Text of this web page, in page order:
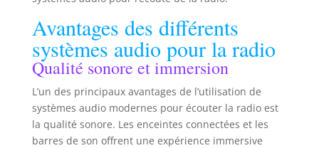
pour résister aux torsions, tractions et
emmêlements. Les matériaux de haute qualité
améliorent non seulement la durabilité de ce câble
jack 3,5 mm, mais également sa qualité sonore. [
Flexible et portable ] La tresse en cuivre aide à
résister à l’usure et à la corrosion, prolongeant
ainsi la durée de vie du câble. Ce câble jack mâle-
mâle est robuste grâce à sa gaine tressée,
supportant plus de 10 000 insertions et 10 000
flexions. Idéal pour les branchements quotidiens
en voiture, il offre une protection supplémentaire
contre les dommages dus aux pliages. [ Simple et
Avantages des différents
systèmes audio pour la radio
Qualité sonore et immersion
L’un des principaux avantages de l’utilisation de
systèmes audio modernes pour écouter la radio est
la qualité sonore. Les enceintes connectées et les
barres de son offrent une expérience immersive